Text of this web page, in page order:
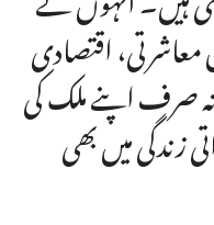
اقتصادی
صرف اپنے ملک کی
زندگی میں بھی